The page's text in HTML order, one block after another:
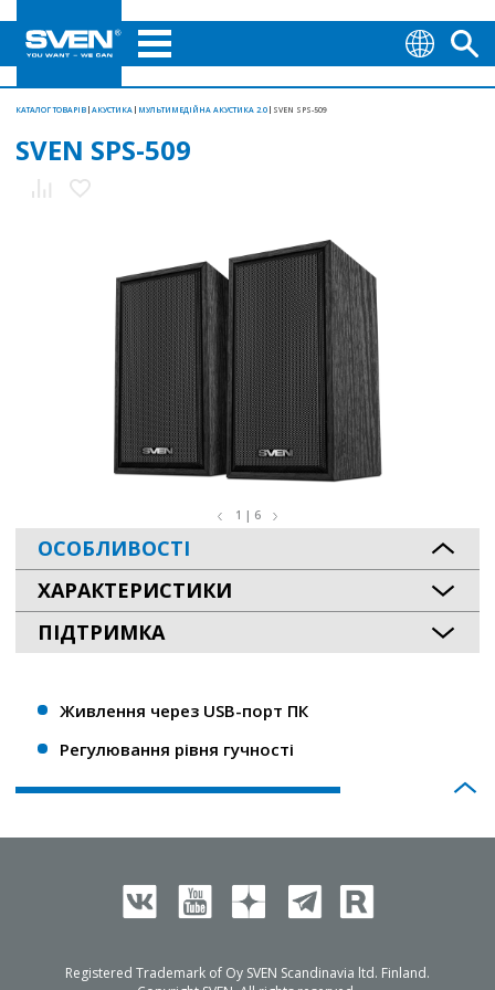
КАТАЛОГ ТОВАРІВ АКУСТИКА МУЛЬТИМЕДІЙНА АКУСТИКА 2.0 SVEN SPS-509
SVEN SPS-509
1 | 6
ОСОБЛИВОСТІ
ХАРАКТЕРИСТИКИ
ПІДТРИМКА
Живлення через USB-порт ПК
Регулювання рівня гучності
Registered Trademark of Oy SVEN Scandinavia ltd. Finland.